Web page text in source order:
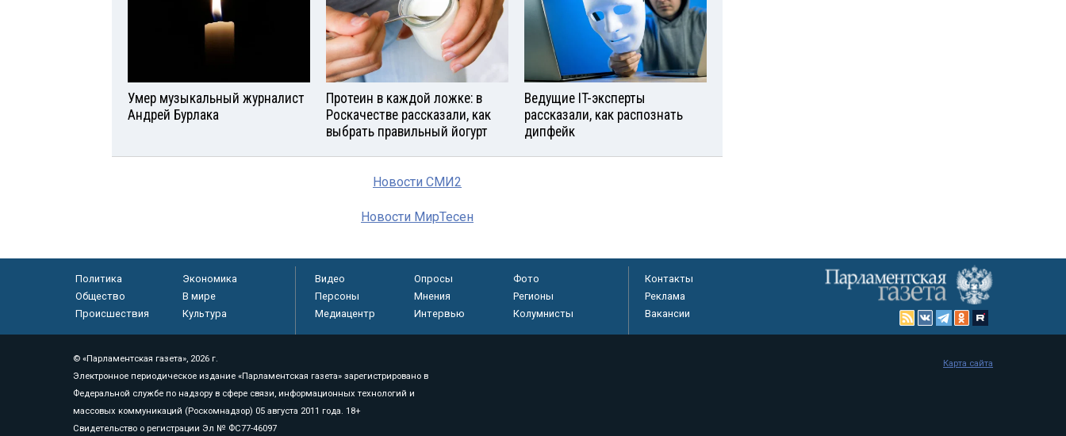
Умер музыкальный журналист
Андрей Бурлака
Протеин в каждой ложке: в
Роскачестве рассказали, как
выбрать правильный йогурт
Ведущие IT-эксперты
рассказали, как распознать
дипфейк
Новости СМИ2
Новости МирТесен
Политика
Экономика
Общество
В мире
Происшествия
Культура
Видео Опросы
Фото
Персоны
Мнения
Регионы
Медиацентр
Интервью Колумнисты
Контакты
Реклама
Вакансии
© «Парламентская газета», 2026 г.
Электронное периодическое издание «Парламентская газета» зарегистрировано в
Федеральной службе по надзору в сфере связи, информационных технологий и
массовых коммуникаций (Роскомнадзор) 05 августа 2011 года. 18+
Свидетельство о регистрации Эл № ФС77-46097
Карта сайта